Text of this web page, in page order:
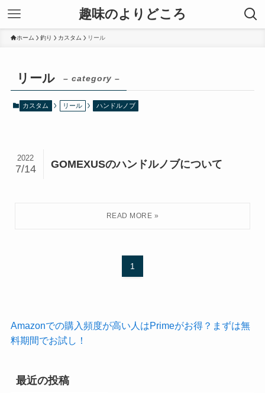
趣味のよりどころ
ホーム 釣り カスタム リール
リール – category –
カスタム リール ハンドルノブ
GOMEXUSのハンドルノブについて
2022
7/14
1
Amazonでの購入頻度が高い人はPrimeがお得？まずは無
料期間でお試し！
最近の投稿